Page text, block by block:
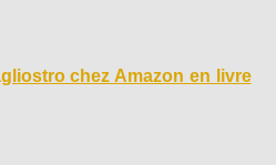
chez Amazon en livre